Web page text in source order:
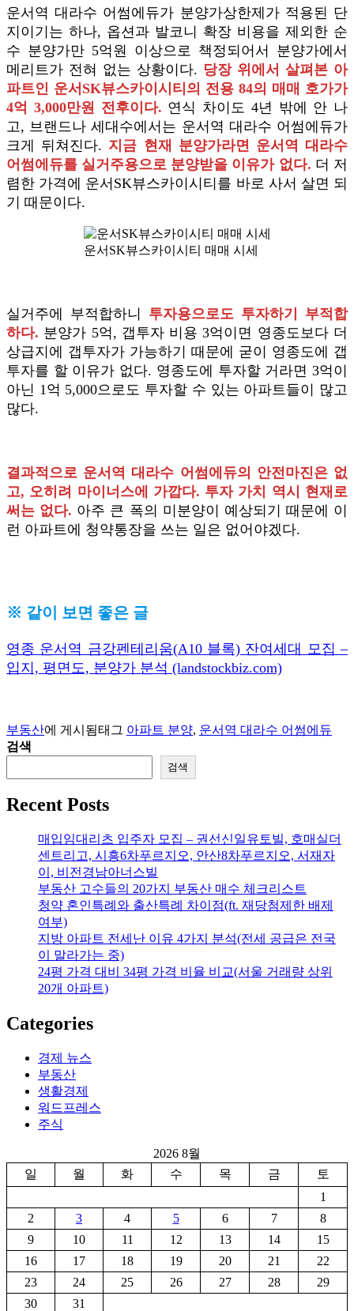
운서역 대라수 어썸에듀가 분양가상한제가 적용된 단
지이기는 하나, 옵션과 발코니 확장 비용을 제외한 순
수 분양가만 5억원 이상으로 책정되어서 분양가에서
메리트가 전혀 없는 상황이다. 당장 위에서 살펴본 아
파트인 운서SK뷰스카이시티의 전용 84의 매매 호가가
4억 3,000만원 전후이다. 연식 차이도 4년 밖에 안 나
고, 브랜드나 세대수에서는 운서역 대라수 어썸에듀가
크게 뒤쳐진다. 지금 현재 분양가라면 운서역 대라수
어썸에듀를 실거주용으로 분양받을 이유가 없다. 더 저
렴한 가격에 운서SK뷰스카이시티를 바로 사서 살면 되
기 때문이다.
운서SK뷰스카이시티 매매 시세
실거주에 부적합하니
투자용으로도 투자하기 부적합
하다. 분양가 5억, 갭투자 비용 3억이면 영종도보다 더
상급지에 갭투자가 가능하기 때문에 굳이 영종도에 갭
투자를 할 이유가 없다. 영종도에 투자할 거라면 3억이
아닌 1억 5,000으로도 투자할 수 있는 아파트들이 많고
많다.
결과적으로 운서역 대라수 어썸에듀의 안전마진은 없
고, 오히려 마이너스에 가깝다. 투자 가치 역시 현재로
써는 없다. 아주 큰 폭의 미분양이 예상되기 때문에 이
런 아파트에 청약통장을 쓰는 일은 없어야겠다.
※ 같이 보면 좋은 글
영종 운서역 금강펜테리움(A10 블록) 잔여세대 모집 –
입지, 평면도, 분양가 분석 (landstockbiz.com)
부동산에 게시됨태그 아파트 분양, 운서역 대라수 어썸에듀
검색
검색
Recent Posts
매입임대리츠 입주자 모집 – 권선신일유토빌, 호매실더
센트리고, 시흥6차푸르지오, 안산8차푸르지오, 서재자
이, 비전경남아너스빌
부동산 고수들의 20가지 부동산 매수 체크리스트
청약 혼인특례와 출산특례 차이점(ft. 재당첨제한 배제
여부)
지방 아파트 전세난 이유 4가지 분석(전세 공급은 전국
이 말라가는 중)
24평 가격 대비 34평 가격 비율 비교(서울 거래량 상위
20개 아파트)
Categories
경제 뉴스
부동산
생활경제
워드프레스
주식
2026 8월
일
월 화 수 목 금
토
1
2
3 4 5 6 7
8
9
10 11 12 13 14
15
16
17 18 19 20 21
22
23
24 25 26 27 28
29
30
31